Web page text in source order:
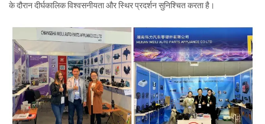
के दौरान दीर्घकालिक विश्वसनीयता और स्थिर प्रदर्शन सुनिश्चित करता है।